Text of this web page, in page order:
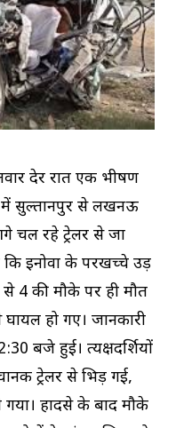
देर रात एक भीषण
में सुल्तानपुर से लखनऊ
चल रहे ट्रेलर से जा
कि इनोवा के परखच्चे उड़
4 की मौके पर ही मौत
हो गए। जानकारी
बजे हुई। प्रत्यक्षदर्शियों
ट्रेलर से भिड़ गई,
गया। हादसे के बाद मौके